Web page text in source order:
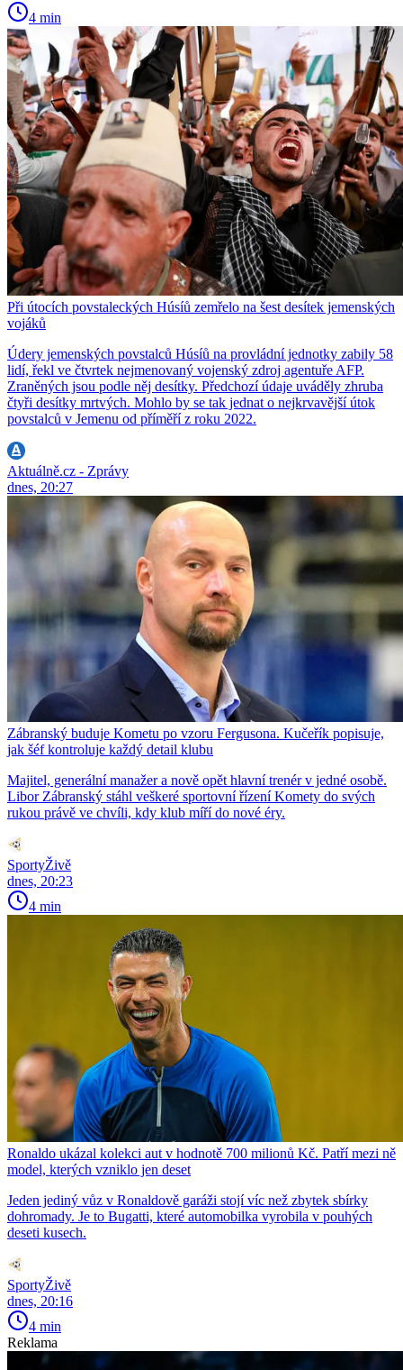
4 min
Při útocích povstaleckých Húsíů zemřelo na šest desítek jemenských
vojáků
Údery jemenských povstalců Húsíů na provládní jednotky zabily 58
lidí, řekl ve čtvrtek nejmenovaný vojenský zdroj agentuře AFP.
Zraněných jsou podle něj desítky. Předchozí údaje uváděly zhruba
čtyři desítky mrtvých. Mohlo by se tak jednat o nejkrvavější útok
povstalců v Jemenu od příměří z roku 2022.
Aktuálně.cz - Zprávy
dnes, 20:27
Zábranský buduje Kometu po vzoru Fergusona. Kučeřík popisuje,
jak šéf kontroluje každý detail klubu
Majitel, generální manažer a nově opět hlavní trenér v jedné osobě.
Libor Zábranský stáhl veškeré sportovní řízení Komety do svých
rukou právě ve chvíli, kdy klub míří do nové éry.
SportyŽivě
dnes, 20:23
4 min
Ronaldo ukázal kolekci aut v hodnotě 700 milionů Kč. Patří mezi ně
model, kterých vzniklo jen deset
Jeden jediný vůz v Ronaldově garáži stojí víc než zbytek sbírky
dohromady. Je to Bugatti, které automobilka vyrobila v pouhých
deseti kusech.
SportyŽivě
dnes, 20:16
4 min
Reklama